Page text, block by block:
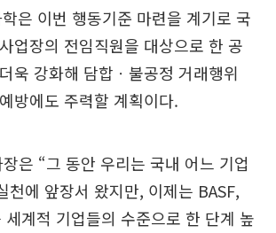
은 이번 행동기준 마련을 계기로 국
업장의 전임직원을 대상으로 한 공
욱 강화해 담합ㆍ불공정 거래행위
방에도 주력할 계획이다.
은 “그 동안 우리는 국내 어느 기업
천에 앞장서 왔지만, 이제는 BASF,
계적 기업들의 수준으로 한 단계 높